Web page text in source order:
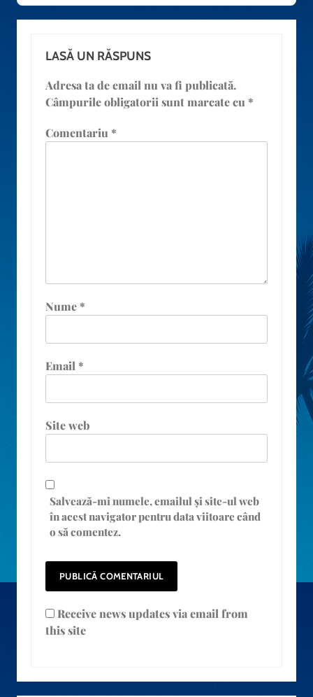
LASĂ UN RĂSPUNS
Adresa ta de email nu va fi publicată.
Câmpurile obligatorii sunt marcate cu *
Comentariu *
Nume *
Email *
Site web
Salvează-mi numele, emailul și site-ul web
în acest navigator pentru data viitoare când
o să comentez.
Receive news updates via email from
this site